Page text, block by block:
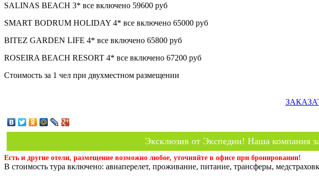
SALINAS BEACH 3* все включено 59600 руб
SMART BODRUM HOLIDAY 4* все включено 65000 руб
BITEZ GARDEN LIFE 4* все включено 65800 руб
ROSEIRA BEACH RESORT 4* все включено 67200 руб
Стоимость за 1 чел при двухместном размещении
Эксклюзив от Экспедии! Наша компания
Есть и другие отели, размещение возможно любое, уточняйте в офисе при бронировании!
В стоимость тура включено: авиаперелет, проживание, питание, трансферы,